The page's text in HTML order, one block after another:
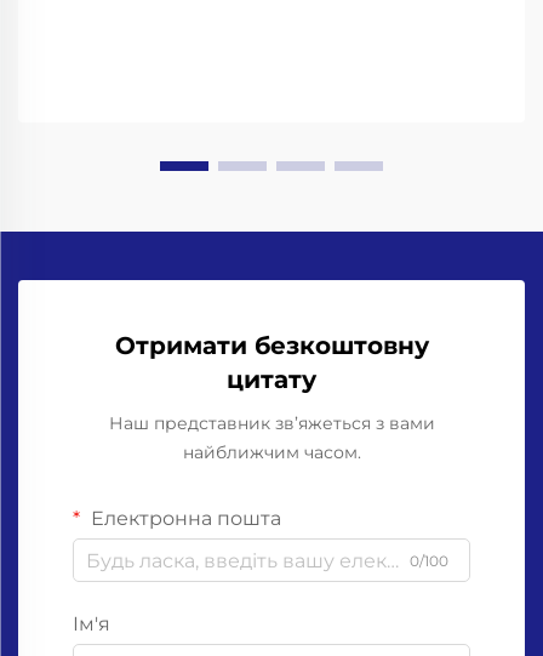
Отримати безкоштовну
цитату
Наш представник зв’яжеться з вами
найближчим часом.
Електронна пошта
0/100
Ім'я